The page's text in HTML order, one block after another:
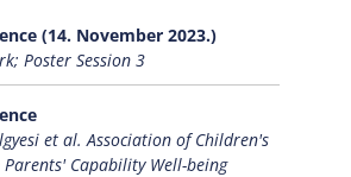
(14. November 2023.)
Poster Session 3
et al. Association of Children's
Capability Well-being